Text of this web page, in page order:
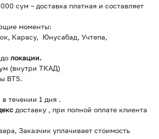
сум – доставка платная и составляет
моменты:
Карасу, Юнусабад, Учтепа,
локации.
(внутри ТКАД)
BTS.
течении 1 дня .
доставку , при полной оплате клиента
Заказчик уплачивает стоимость